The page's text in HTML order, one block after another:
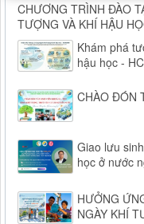
CHƯƠNG TRÌNH ĐÀO
TƯỢNG VÀ KHÍ HẬU
Khám phá
hậu học -
CHÀO ĐÓN
Giao lưu
học ở nước
HƯỞNG
NGÀY KHÍ